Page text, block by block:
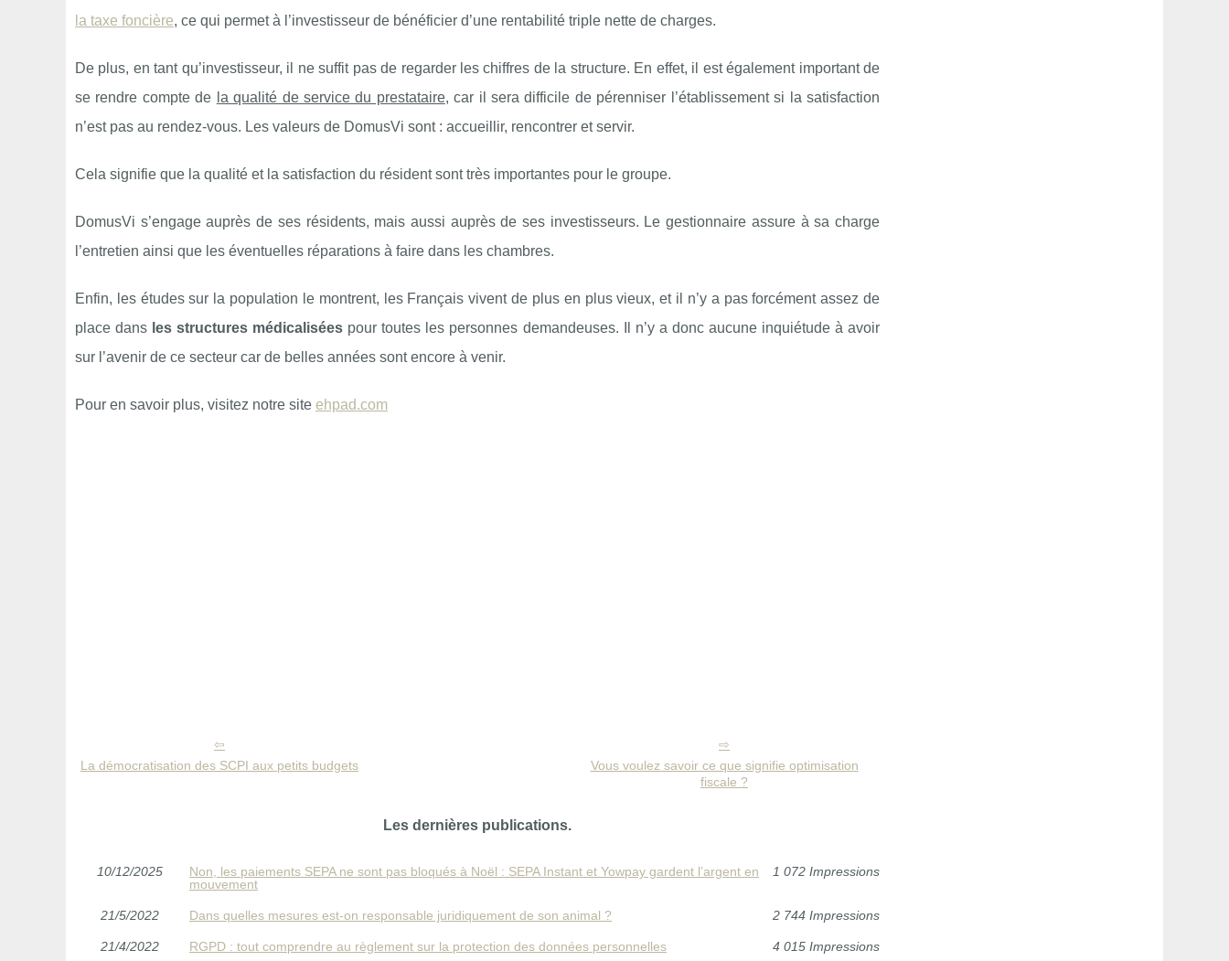
la taxe foncière, ce qui permet à l’investisseur de bénéficier d’une rentabilité triple nette de charges.
De plus, en tant qu’investisseur, il ne suffit pas de regarder les chiffres de la structure. En effet, il est également important de
se rendre compte de la qualité de service du prestataire, car il sera difficile de pérenniser l’établissement si la satisfaction
n’est pas au rendez-vous. Les valeurs de DomusVi sont : accueillir, rencontrer et servir.
Cela signifie que la qualité et la satisfaction du résident sont très importantes pour le groupe.
DomusVi s’engage auprès de ses résidents, mais aussi auprès de ses investisseurs. Le gestionnaire assure à sa charge
l’entretien ainsi que les éventuelles réparations à faire dans les chambres.
Enfin, les études sur la population le montrent, les Français vivent de plus en plus vieux, et il n’y a pas forcément assez de
place dans les structures médicalisées pour toutes les personnes demandeuses. Il n’y a donc aucune inquiétude à avoir
sur l’avenir de ce secteur car de belles années sont encore à venir.
Pour en savoir plus, visitez notre site ehpad.com
La démocratisation des SCPI aux petits budgets
Vous voulez savoir ce que signifie optimisation
fiscale ?
Les dernières publications.
10/12/2025
Non, les paiements SEPA ne sont pas bloqués à Noël : SEPA Instant et Yowpay gardent l’argent en
mouvement
1 072 Impressions
21/5/2022 Dans quelles mesures est-on responsable juridiquement de son animal ? 2 744 Impressions
21/4/2022 RGPD : tout comprendre au règlement sur la protection des données personnelles 4 015 Impressions